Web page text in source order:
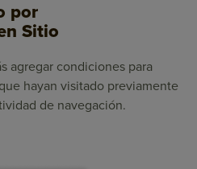
por
Sitio
agregar condiciones para
hayan visitado previamente
de navegación.